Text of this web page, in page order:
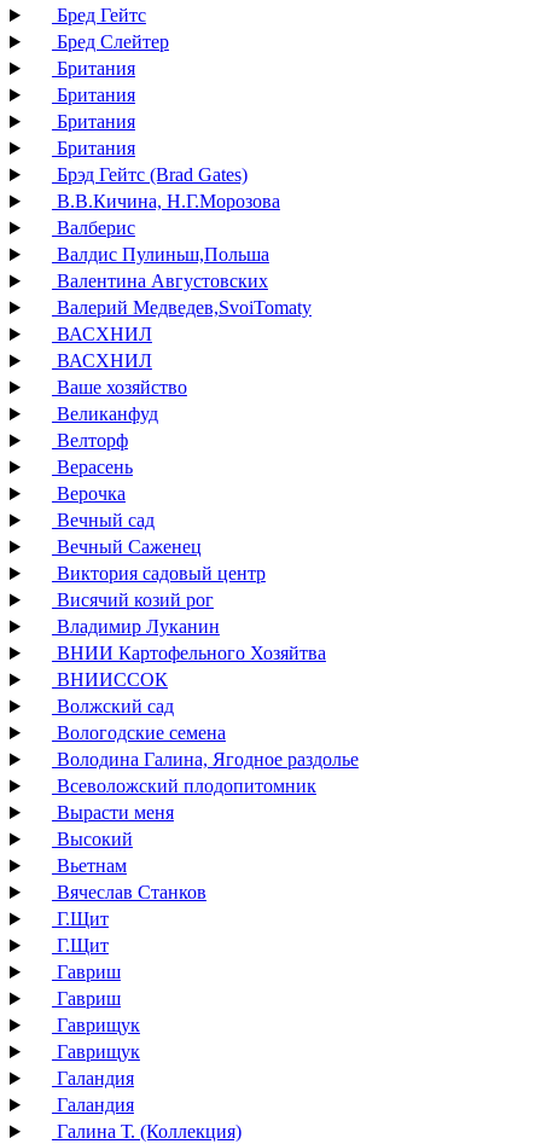
Бред Гейтс
Бред Слейтер
Британия
Британия
Британия
Британия
Брэд Гейтс (Brad Gates)
В.В.Кичина, Н.Г.Морозова
Валберис
Валдис Пулиньш,Польша
Валентина Августовских
Валерий Медведев,SvoiTomaty
ВАСХНИЛ
ВАСХНИЛ
Ваше хозяйство
Великанфуд
Велторф
Верасень
Верочка
Вечный сад
Вечный Саженец
Виктория садовый центр
Висячий козий рог
Владимир Луканин
ВНИИ Картофельного Хозяйтва
ВНИИССОК
Волжский сад
Вологодские семена
Володина Галина, Ягодное раздолье
Всеволожский плодопитомник
Вырасти меня
Высокий
Вьетнам
Вячеслав Станков
Г.Щит
Г.Щит
Гавриш
Гавриш
Гаврищук
Гаврищук
Галандия
Галандия
Галина Т. (Коллекция)